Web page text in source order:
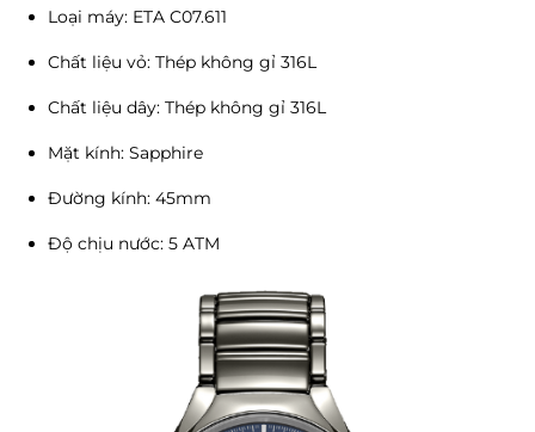
Loại máy: ETA C07.611
Chất liệu vỏ: Thép không gỉ 316L
Chất liệu dây: Thép không gỉ 316L
Mặt kính: Sapphire
Đường kính: 45mm
Độ chịu nước: 5 ATM